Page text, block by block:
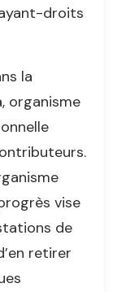
droits
la
organisme
vise
de
retirer